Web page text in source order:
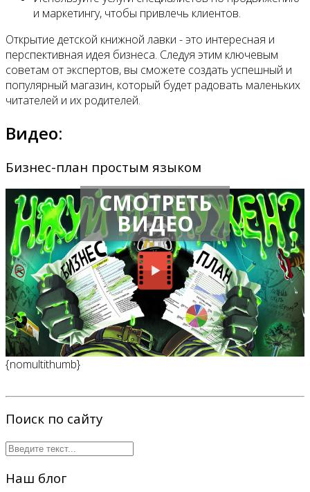
и маркетингу, чтобы привлечь клиентов.
Открытие детской книжной лавки - это интересная и
перспективная идея бизнеса. Следуя этим ключевым
советам от экспертов, вы сможете создать успешный и
популярный магазин, который будет радовать маленьких
читателей и их родителей.
Видео:
Бизнес-план простым языком
СМОТРЕТЬ
ВИДЕО
{nomultithumb}
Поиск по сайту
Наш блог